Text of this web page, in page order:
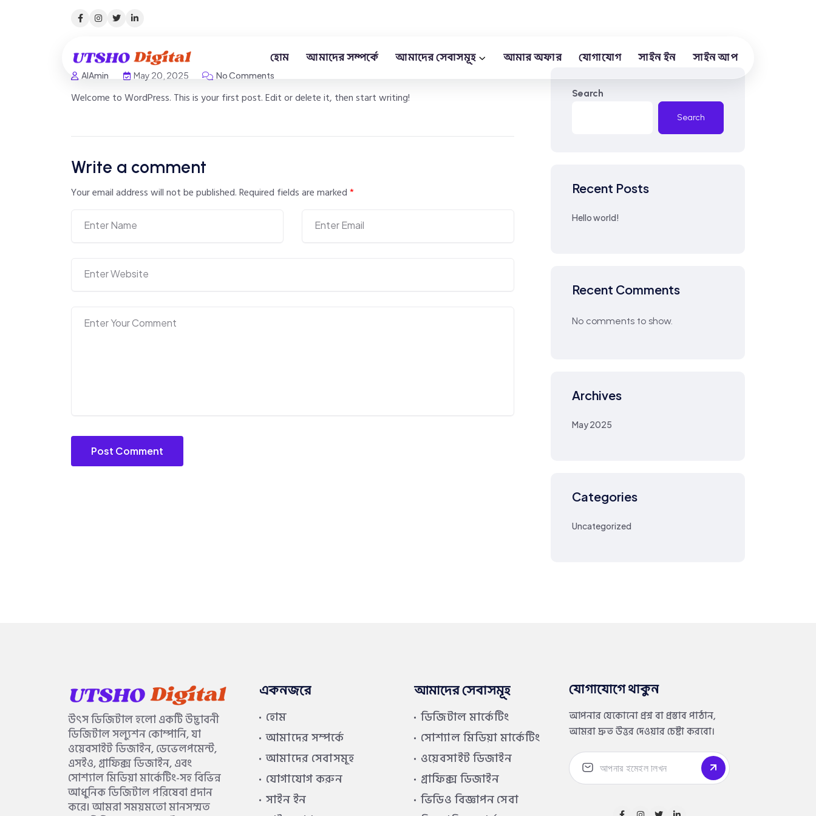
হোম আমাদের সম্পর্কে আমাদের সেবাসমূহ আমার অফার যোগাযোগ সাইন ইন সাইন আপ
AlAmin May 20, 2025 No Comments
Welcome to WordPress. This is your first post. Edit or delete it, then start writing!
Write a comment
Your email address will not be published.Required fields are marked*
Post Comment
Search
Search
Recent Posts
Hello world!
Recent Comments
No comments to show.
Archives
May 2025
Categories
Uncategorized
উৎস ডিজিটাল হলো একটি উদ্ভাবনী
ডিজিটাল সল্যুশন কোম্পানি, যা
ওয়েবসাইট ডিজাইন, ডেভেলপমেন্ট,
এসইও, গ্রাফিক্স ডিজাইন, এবং
সোশ্যাল মিডিয়া মার্কেটিং-সহ বিভিন্ন
আধুনিক ডিজিটাল পরিষেবা প্রদান
করে। আমরা সময়মতো মানসম্মত
একনজরে
হোম
আমাদের সম্পর্কে
আমাদের সেবাসমূহ
যোগাযোগ করুন
সাইন ইন
আমাদের সেবাসমূহ
ডিজিটাল মার্কেটিং
সোশ্যাল মিডিয়া মার্কেটিং
ওয়েবসাইট ডিজাইন
গ্রাফিক্স ডিজাইন
ভিডিও বিজ্ঞাপন সেবা
যোগাযোগে থাকুন
আপনার যেকোনো প্রশ্ন বা প্রস্তাব পাঠান,
আমরা দ্রুত উত্তর দেওয়ার চেষ্টা করবো।